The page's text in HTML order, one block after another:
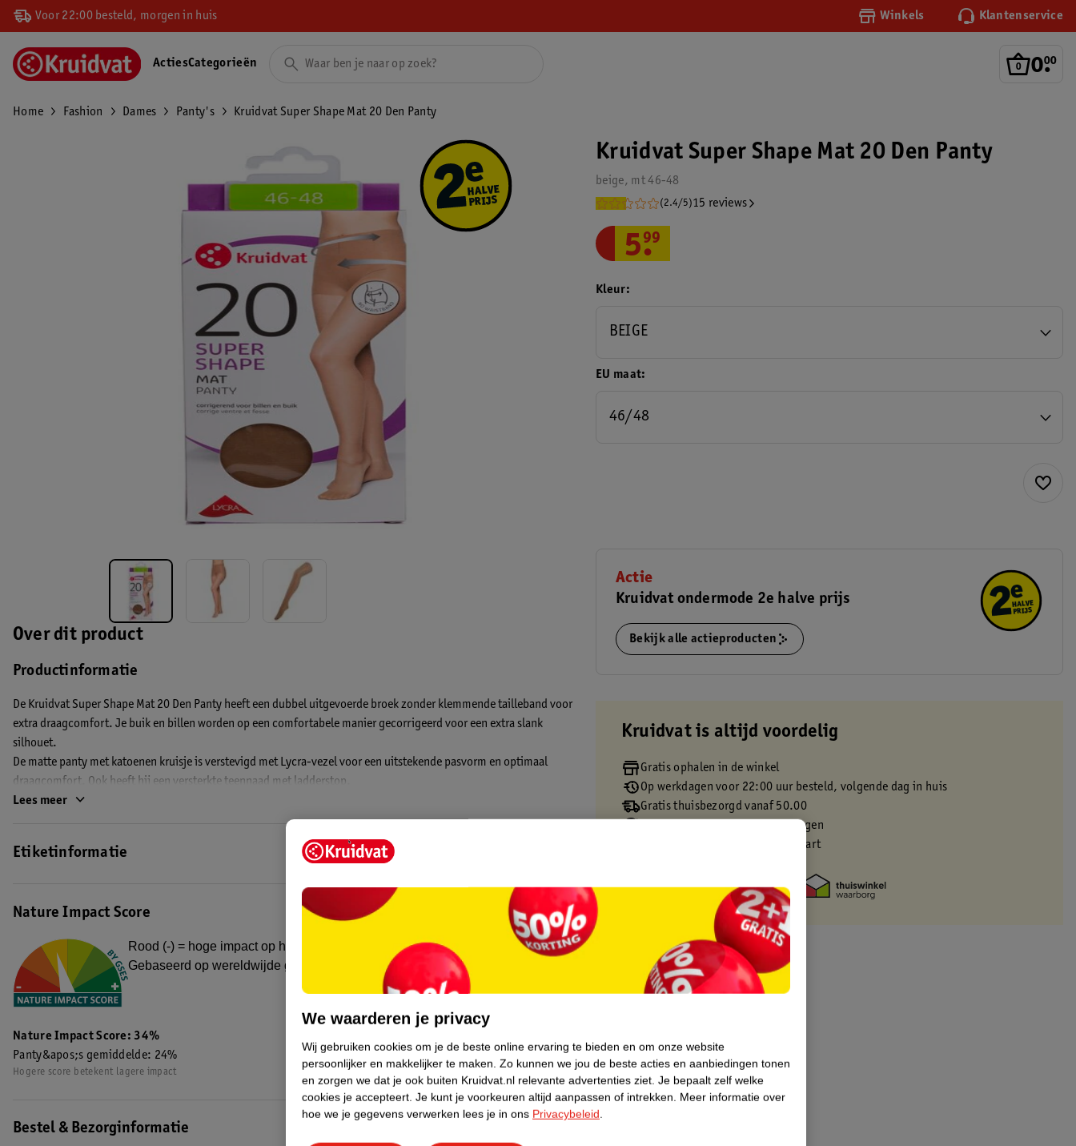
Voor 22:00 besteld, morgen in huis Winkels Klantenservice
0.
00
ActiesCategorieën
Home Fashion Dames Panty's Kruidvat Super Shape Mat 20 Den Panty
Over dit product
Productinformatie
De Kruidvat Super Shape Mat 20 Den Panty heeft een dubbel uitgevoerde broek zonder klemmende tailleband voor
extra draagcomfort. Je buik en billen worden op een comfortabele manier gecorrigeerd voor een extra slank
silhouet.
De matte panty met katoenen kruisje is verstevigd met Lycra-vezel voor een uitstekende pasvorm en optimaal
draagcomfort. Ook heeft hij een versterkte teennaad met ladderstop.
De huidskleurige panty is gemaakt van 90% polyamide en 10% Lycra-elastaan.
Lees meer
Etiketinformatie
Nature Impact Score
Rood (-) = hoge impact op het milieu. Groen (+) = lage impact op het milieu.
Gebaseerd op wereldwijde gemiddelden.
Nature Impact Score: 34%
Panty&apos;s gemiddelde: 24%
Hogere score betekent lagere impact
Bestel & Bezorginformatie
Kruidvat Super Shape Mat 20 Den Panty
beige, mt 46-48
(2.4/5)15 reviews
5.
99
EU maat
46/48
Kleur
BEIGE
Actie
Kruidvat ondermode 2e halve prijs
Bekijk alle actieproducten
Kruidvat is altijd voordelig
Gratis ophalen in de winkel
Op werkdagen voor 22:00 uur besteld, volgende dag in huis
Gratis thuisbezorgd vanaf 50.00
Gratis retourneren binnen 30 dagen
Gratis punten met je Kruidvat kaart
We waarderen je privacy
Wij gebruiken cookies om je de beste online ervaring te bieden en om onze website
persoonlijker en makkelijker te maken. Zo kunnen we jou de beste acties en aanbiedingen tonen
en zorgen we dat je ook buiten Kruidvat.nl relevante advertenties ziet. Je bepaalt zelf welke
cookies je accepteert. Je kunt je voorkeuren altijd aanpassen of intrekken. Meer informatie over
hoe we je gegevens verwerken lees je in ons Privacybeleid.